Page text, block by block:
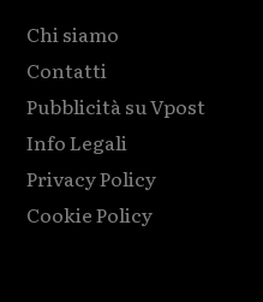
Chi siamo
Contatti
Pubblicità su Vpost
Info Legali
Privacy Policy
Cookie Policy